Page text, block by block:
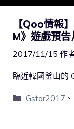
【Qoo情報
M》遊戲預告
2017/11/15 作
臨近韓國釜山的
Gstar2017 、